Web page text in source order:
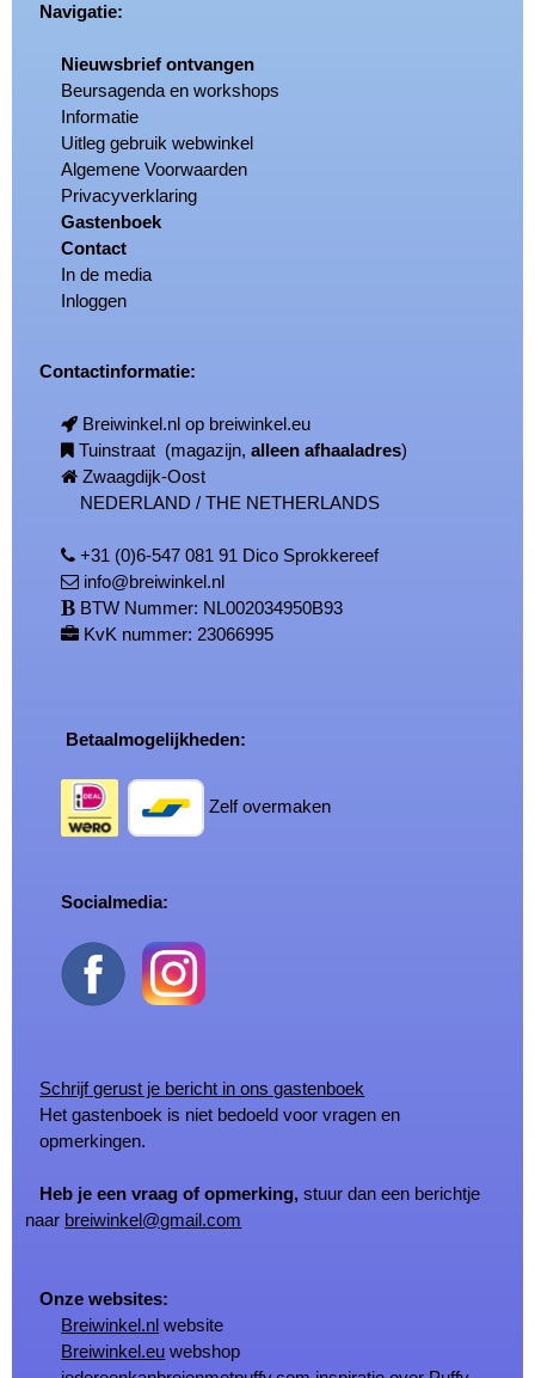
Navigatie:
Nieuwsbrief ontvangen
Beursagenda en workshops
Informatie
Uitleg gebruik webwinkel
Algemene Voorwaarden
Privacyverklaring
Gastenboek
Contact
In de media
Inloggen
Contactinformatie:
Breiwinkel.nl op breiwinkel.eu
Tuinstraat (magazijn,alleen afhaaladres)
Zwaagdijk-Oost
NEDERLAND / THE NETHERLANDS
+31 (0)6-547 081 91 Dico Sprokkereef
info@breiwinkel.nl
BTW Nummer: NL002034950B93
KvK nummer: 23066995
Betaalmogelijkheden:
Zelf overmaken
Socialmedia:
Schrijf gerust je bericht in ons gastenboek
Het gastenboek is niet bedoeld voor vragen en
opmerkingen.
Heb je een vraag of opmerking, stuur dan een berichtje
naar breiwinkel@gmail.com
Onze websites:
Breiwinkel.nl website
Breiwinkel.eu webshop